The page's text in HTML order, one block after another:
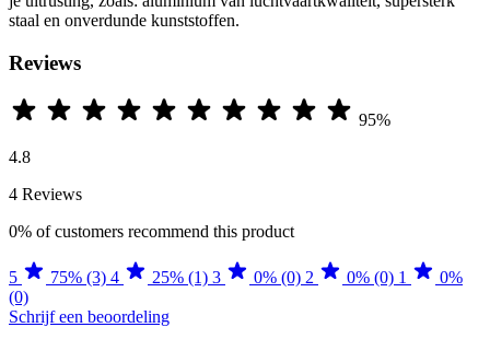
staal en onverdunde kunststoffen.
Reviews
95%
4.8
4 Reviews
0% of customers recommend this product
5 75% (3) 4 25% (1) 3 0% (0) 2 0% (0) 1
0%
(0)
Schrijf een beoordeling